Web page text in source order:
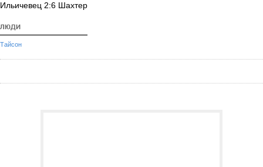
Ильичевец 2:6 Шахтер
ЛЮДИ
Тайсон